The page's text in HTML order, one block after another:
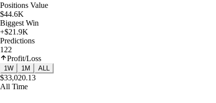
Positions Value
$44.6K
Biggest Win
+$21.9K
Predictions
122
Profit/Loss
1W 1M ALL
$33,020.13
All Time